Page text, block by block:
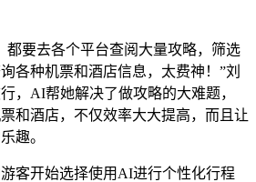
要去各个平台查阅大量攻略，筛选
各种机票和酒店信息，太费神！”刘
，AI帮她解决了做攻略的大难题，
和酒店，不仅效率大大提高，而且让
趣。
开始选择使用AI进行个性化行程